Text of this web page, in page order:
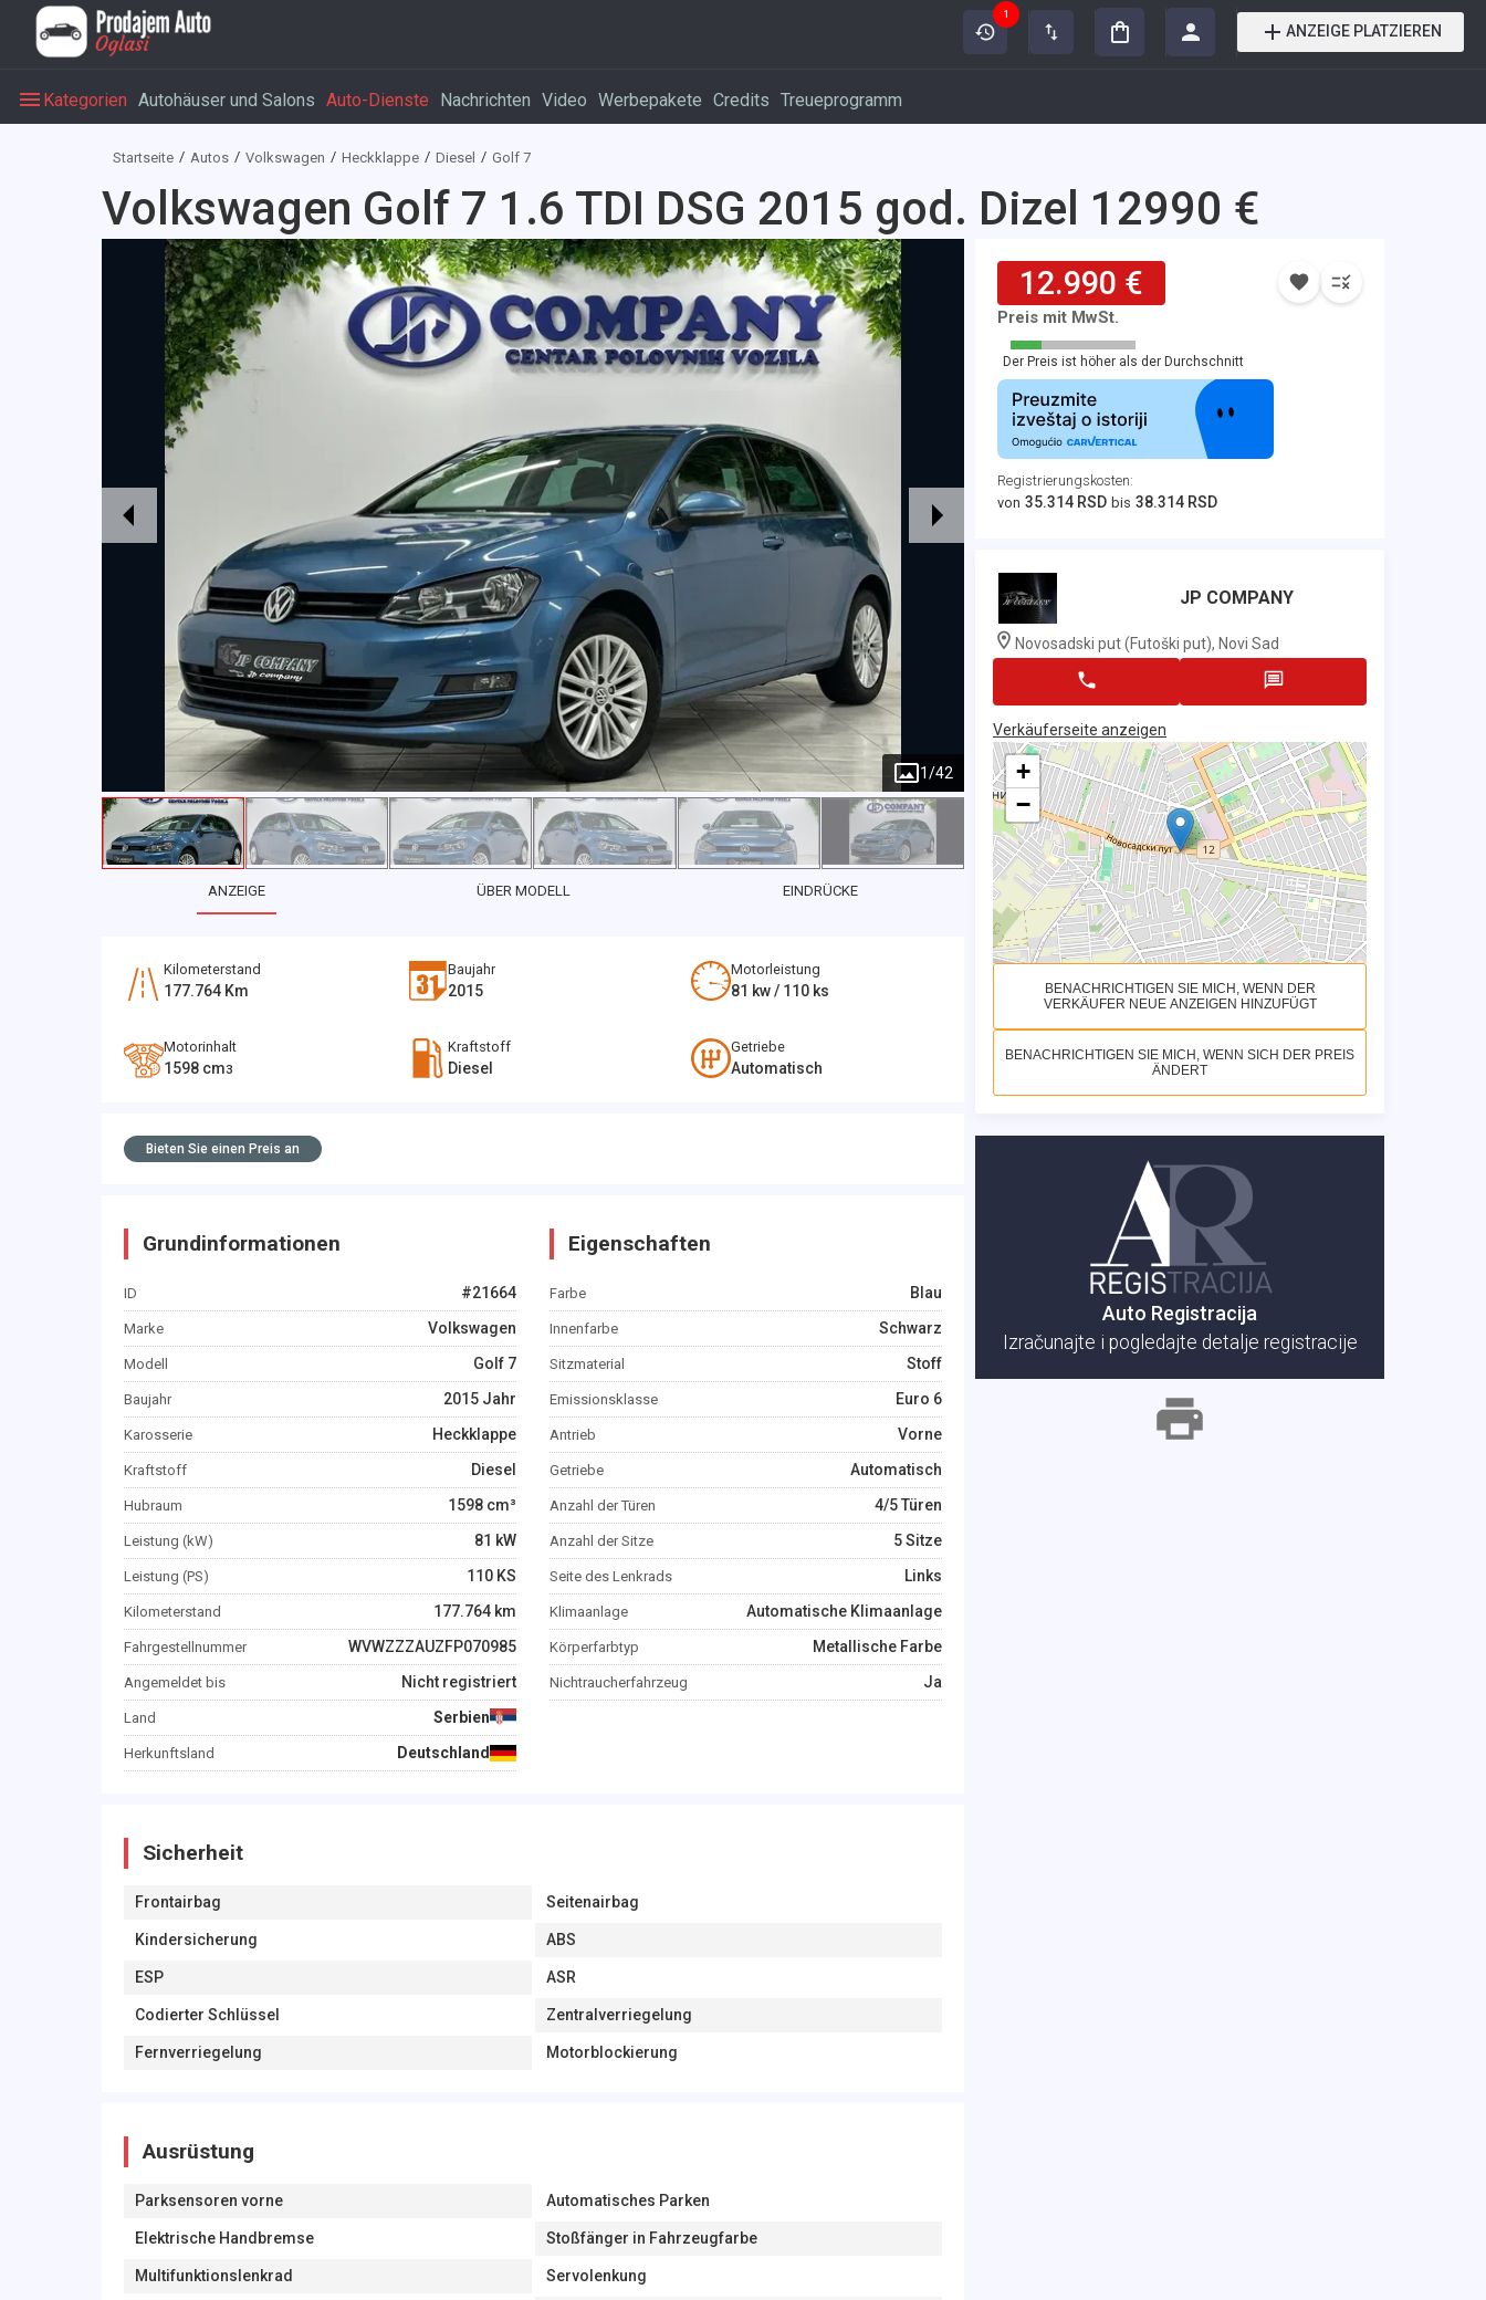
1
ANZEIGE PLATZIEREN
Kategorien Autohäuser und Salons Auto-Dienste Nachrichten Video Werbepakete Credits Treueprogramm
Startseite Autos Volkswagen Heckklappe Diesel Golf 7
Volkswagen Golf 7 1.6 TDI DSG 2015 god. Dizel 12990 €
1/42
ANZEIGE ÜBER MODELL EINDRÜCKE
Kilometerstand
177.764 Km
Baujahr
2015
Motorleistung
81 kw / 110 ks
Motorinhalt
1598 cm3
Kraftstoff
Diesel
Getriebe
Automatisch
Bieten Sie einen Preis an
Grundinformationen
ID #21664
Marke Volkswagen
Modell Golf 7
Baujahr 2015 Jahr
Karosserie Heckklappe
Kraftstoff Diesel
Hubraum 1598 cm³
Leistung (kW) 81 kW
Leistung (PS) 110 KS
Kilometerstand 177.764 km
Fahrgestellnummer WVWZZZAUZFP070985
Angemeldet bis Nicht registriert
Land Serbien
Herkunftsland Deutschland
Eigenschaften
Farbe Blau
Innenfarbe Schwarz
Sitzmaterial Stoff
Emissionsklasse Euro 6
Antrieb Vorne
Getriebe Automatisch
Anzahl der Türen 4/5 Türen
Anzahl der Sitze 5 Sitze
Seite des Lenkrads Links
Klimaanlage Automatische Klimaanlage
Körperfarbtyp Metallische Farbe
Nichtraucherfahrzeug Ja
Sicherheit
Frontairbag Seitenairbag
Kindersicherung ABS
ESP ASR
Codierter Schlüssel Zentralverriegelung
Fernverriegelung Motorblockierung
Ausrüstung
Parksensoren vorne Automatisches Parken
Elektrische Handbremse Stoßfänger in Fahrzeugfarbe
Multifunktionslenkrad Servolenkung
12.990 €
Preis mit MwSt.
Der Preis ist höher als der Durchschnitt
Registrierungskosten:
von 35.314 RSD bis 38.314 RSD
JP COMPANY
Novosadski put (Futoški put), Novi Sad
Verkäuferseite anzeigen
+
−
BENACHRICHTIGEN SIE MICH, WENN DER
VERKÄUFER NEUE ANZEIGEN HINZUFÜGT
BENACHRICHTIGEN SIE MICH, WENN SICH DER PREIS
ÄNDERT
Auto Registracija
Izračunajte i pogledajte detalje registracije